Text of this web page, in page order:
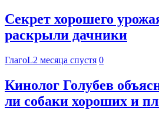
Секрет хорошего
раскрыли дачники
ГлагоL2 месяца спустя 0
Кинолог Голубев
ли собаки хороших и